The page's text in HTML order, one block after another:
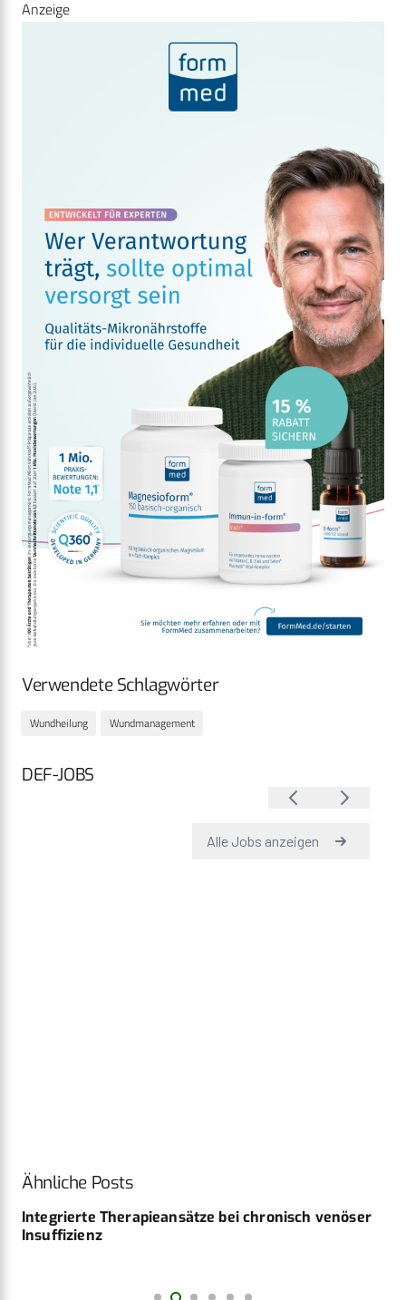
Anzeige
Verwendete Schlagwörter
Wundheilung Wundmanagement
DEF-JOBS
Ähnliche Posts
Integrierte Therapieansätze bei chronisch venöser
Insuffizienz